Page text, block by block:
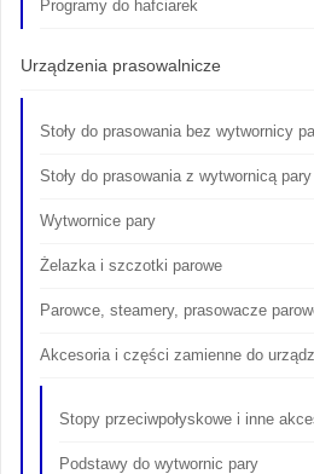
Programy do hafciarek
Urządzenia prasowalnicze
Stoły do prasowania bez wytwornicy
Stoły do prasowania z wytwornicą pary
Wytwornice pary
Żelazka i szczotki parowe
Parowce, steamery, prasowacze
Akcesoria i części zamienne do
Stopy przeciwpołyskowe i inne
Podstawy do wytwornic pary